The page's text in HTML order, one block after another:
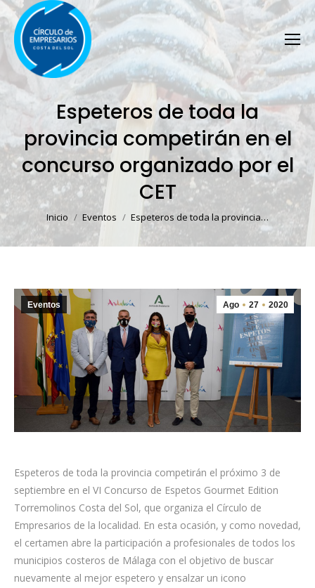
Espeteros de toda la
provincia competirán en el
concurso organizado por el
CET
Estás aquí:
Inicio Eventos Espeteros de toda la provincia…
Ago 27 2020
Eventos
Espeteros de toda la provincia competirán el próximo 3 de
septiembre en el VI Concurso de Espetos Gourmet Edition
Torremolinos Costa del Sol, que organiza el Círculo de
Empresarios de la localidad. En esta ocasión, y como novedad,
el certamen abre la participación a profesionales de todos los
municipios costeros de Málaga con el objetivo de buscar
nuevamente al mejor espetero y ensalzar un icono